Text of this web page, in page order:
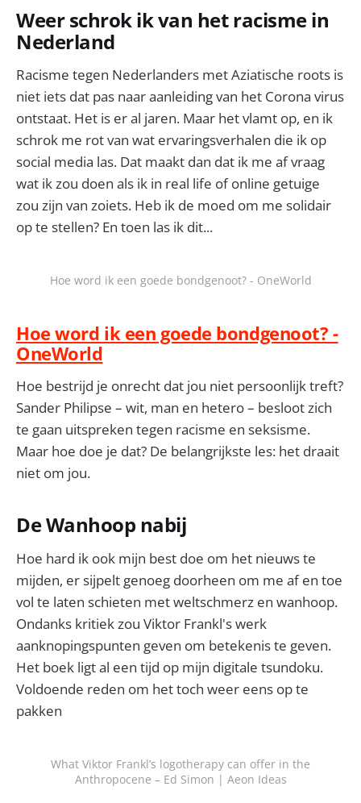
Weer schrok ik van het racisme in
Nederland
Racisme tegen Nederlanders met Aziatische roots is
niet iets dat pas naar aanleiding van het Corona virus
ontstaat. Het is er al jaren. Maar het vlamt op, en ik
schrok me rot van wat ervaringsverhalen die ik op
social media las. Dat maakt dan dat ik me af vraag
wat ik zou doen als ik in real life of online getuige
zou zijn van zoiets. Heb ik de moed om me solidair
op te stellen? En toen las ik dit...
Hoe word ik een goede bondgenoot? - OneWorld
Hoe word ik een goede bondgenoot? -
OneWorld
Hoe bestrijd je onrecht dat jou niet persoonlijk treft?
Sander Philipse – wit, man en hetero – besloot zich
te gaan uitspreken tegen racisme en seksisme.
Maar hoe doe je dat? De belangrijkste les: het draait
niet om jou.
De Wanhoop nabij
Hoe hard ik ook mijn best doe om het nieuws te
mijden, er sijpelt genoeg doorheen om me af en toe
vol te laten schieten met weltschmerz en wanhoop.
Ondanks kritiek zou Viktor Frankl's werk
aanknopingspunten geven om betekenis te geven.
Het boek ligt al een tijd op mijn digitale tsundoku.
Voldoende reden om het toch weer eens op te
pakken
What Viktor Frankl’s logotherapy can offer in the
Anthropocene – Ed Simon | Aeon Ideas